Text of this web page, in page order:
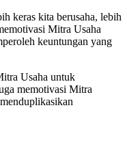
keras kita berusaha, lebih
Mitra Usaha
keuntungan yang
Usaha untuk
memotivasi Mitra